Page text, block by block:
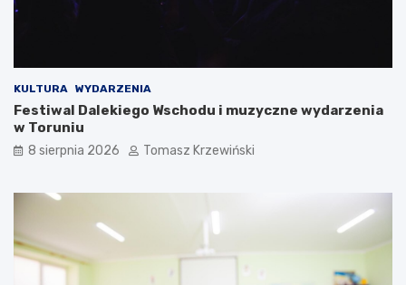
KULTURA WYDARZENIA
Festiwal Dalekiego Wschodu i muzyczne wydarzenia
w Toruniu
8 sierpnia 2026 Tomasz Krzewiński